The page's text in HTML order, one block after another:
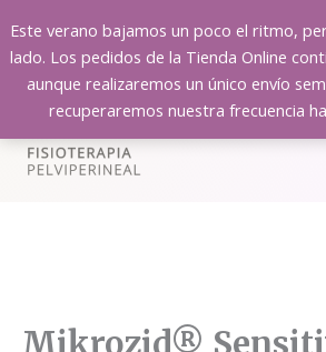
Este verano bajamos un poco el ritmo,
lado. Los pedidos de la Tienda Online
aunque realizaremos un único envío
recuperaremos nuestra frecuencia
contenido
Mikrozid®